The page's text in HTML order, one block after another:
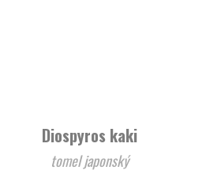
Diospyros kaki
tomel japonský